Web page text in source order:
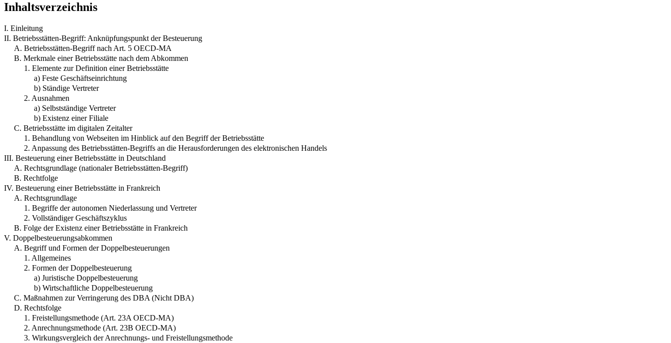
Inhaltsverzeichnis
I. Einleitung
II. Betriebsstätten-Begriff: Anknüpfungspunkt der Besteuerung
A. Betriebsstätten-Begriff nach Art. 5 OECD-MA
B. Merkmale einer Betriebsstätte nach dem Abkommen
1. Elemente zur Definition einer Betriebsstätte
a) Feste Geschäftseinrichtung
b) Ständige Vertreter
2. Ausnahmen
a) Selbstständige Vertreter
b) Existenz einer Filiale
C. Betriebsstätte im digitalen Zeitalter
1. Behandlung von Webseiten im Hinblick auf den Begriff der Betriebsstätte
2. Anpassung des Betriebsstätten-Begriffs an die Herausforderungen des elektronischen Handels
III. Besteuerung einer Betriebsstätte in Deutschland
A. Rechtsgrundlage (nationaler Betriebsstätten-Begriff)
B. Rechtfolge
IV. Besteuerung einer Betriebsstätte in Frankreich
A. Rechtsgrundlage
1. Begriffe der autonomen Niederlassung und Vertreter
2. Vollständiger Geschäftszyklus
B. Folge der Existenz einer Betriebsstätte in Frankreich
V. Doppelbesteuerungsabkommen
A. Begriff und Formen der Doppelbesteuerungen
1. Allgemeines
2. Formen der Doppelbesteuerung
a) Juristische Doppelbesteuerung
b) Wirtschaftliche Doppelbesteuerung
C. Maßnahmen zur Verringerung des DBA (Nicht DBA)
D. Rechtsfolge
1. Freistellungsmethode (Art. 23A OECD-MA)
2. Anrechnungsmethode (Art. 23B OECD-MA)
3. Wirkungsvergleich der Anrechnungs- und Freistellungsmethode